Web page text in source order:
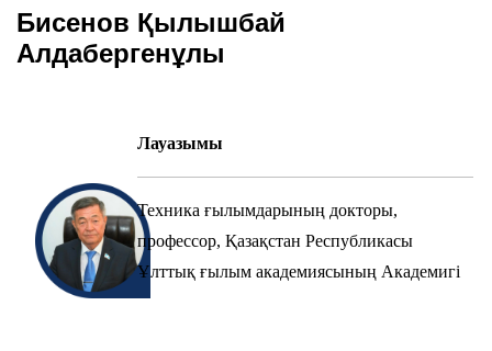
Бисенов Қылышбай
Алдабергенұлы
Лауазымы
Техника ғылымдарының докторы,
профессор, Қазақстан Республикасы
Ұлттық ғылым академиясының Академигі